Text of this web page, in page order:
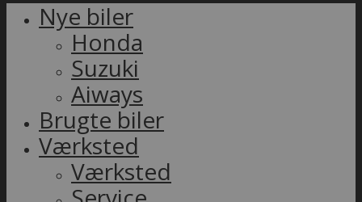
Nye biler
Honda
Suzuki
Aiways
Brugte biler
Værksted
Værksted